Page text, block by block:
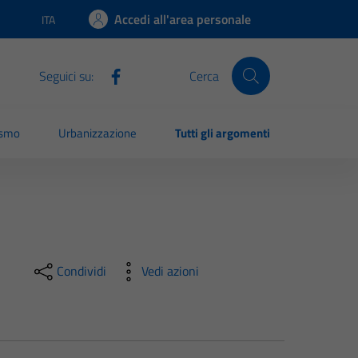
Lingua attiva:
ITA Accedi all'area personale
Seguici su: Cerca
Urbanizzazione Tutti gli argomenti
Condividi Vedi azioni